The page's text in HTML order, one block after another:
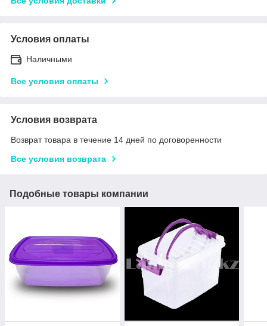
Условия оплаты
Наличными
Все условия оплаты
Условия возврата
Возврат товара в течение 14 дней по договоренности
Все условия возврата
Подобные товары компании